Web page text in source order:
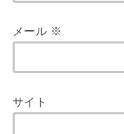
メール ※
サイト